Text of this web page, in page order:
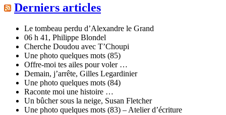
Derniers articles
Le tombeau perdu d’Alexandre le Grand
06 h 41, Philippe Blondel
Cherche Doudou avec T’Choupi
Une photo quelques mots (85)
Offre-moi tes ailes pour voler …
Demain, j’arrête, Gilles Legardinier
Une photo quelques mots (84)
Raconte moi une histoire …
Un bûcher sous la neige, Susan Fletcher
Une photo quelques mots (83) – Atelier d’écriture